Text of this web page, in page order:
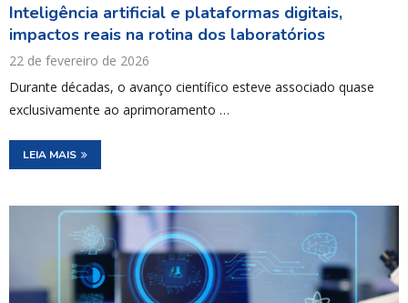
Inteligência artificial e plataformas digitais,
impactos reais na rotina dos laboratórios
22 de fevereiro de 2026
Durante décadas, o avanço científico esteve associado quase
exclusivamente ao aprimoramento …
LEIA MAIS